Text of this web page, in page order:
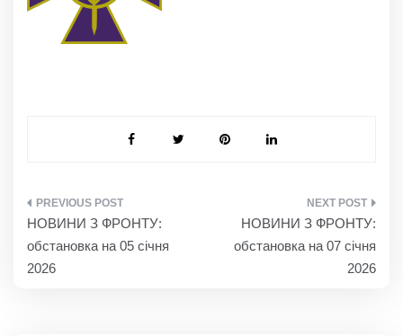
НАВІГАЦІЯ
ЗАПИСІВ
НОВИНИ З ФРОНТУ:
обстановка на 05 січня
2026
НОВИНИ З ФРОНТУ:
обстановка на 07 січня
2026